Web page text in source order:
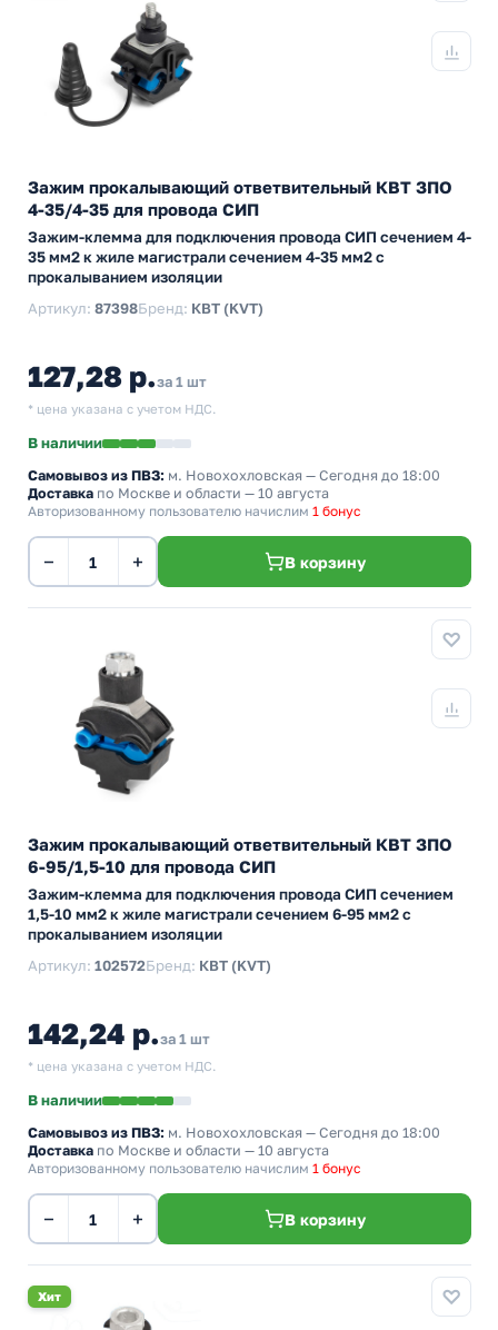
Зажим прокалывающий ответвительный КВТ ЗПО
4-35/4-35 для провода СИП
Зажим-клемма для подключения провода СИП сечением 4-
35 мм2 к жиле магистрали сечением 4-35 мм2 с
прокалыванием изоляции
Артикул: 87398Бренд: КВТ (KVT)
127,28 р.за 1 шт
* цена указана с учетом НДС.
В наличии
Самовывоз из ПВЗ: м. Новохохловская — Сегодня до 18:00
Доставка по Москве и области — 10 августа
Авторизованному пользователю начислим 1 бонус
− + В корзину
Зажим прокалывающий ответвительный КВТ ЗПО
6-95/1,5-10 для провода СИП
Зажим-клемма для подключения провода СИП сечением
1,5-10 мм2 к жиле магистрали сечением 6-95 мм2 с
прокалыванием изоляции
Артикул: 102572Бренд: КВТ (KVT)
142,24 р.за 1 шт
* цена указана с учетом НДС.
В наличии
Самовывоз из ПВЗ: м. Новохохловская — Сегодня до 18:00
Доставка по Москве и области — 10 августа
Авторизованному пользователю начислим 1 бонус
− + В корзину
Хит